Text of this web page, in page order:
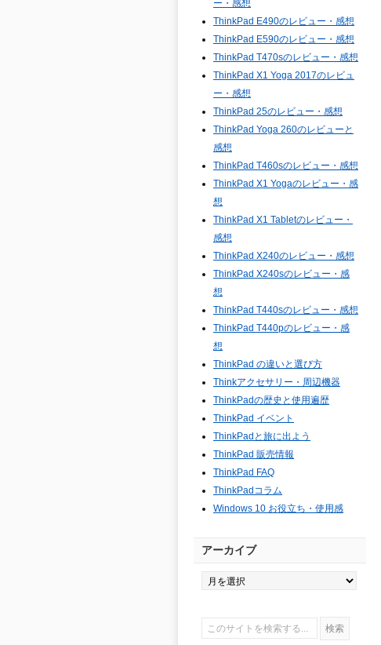
ー・感想
ThinkPad E490のレビュー・感想
ThinkPad E590のレビュー・感想
ThinkPad T470sのレビュー・感想
ThinkPad X1 Yoga 2017のレビュ
ー・感想
ThinkPad 25のレビュー・感想
ThinkPad Yoga 260のレビューと
感想
ThinkPad T460sのレビュー・感想
ThinkPad X1 Yogaのレビュー・感
想
ThinkPad X1 Tabletのレビュー・
感想
ThinkPad X240のレビュー・感想
ThinkPad X240sのレビュー・感
想
ThinkPad T440sのレビュー・感想
ThinkPad T440pのレビュー・感
想
ThinkPad の違いと選び方
Thinkアクセサリー・周辺機器
ThinkPadの歴史と使用遍歴
ThinkPad イベント
ThinkPadと旅に出よう
ThinkPad 販売情報
ThinkPad FAQ
ThinkPadコラム
Windows 10 お役立ち・使用感
アーカイブ